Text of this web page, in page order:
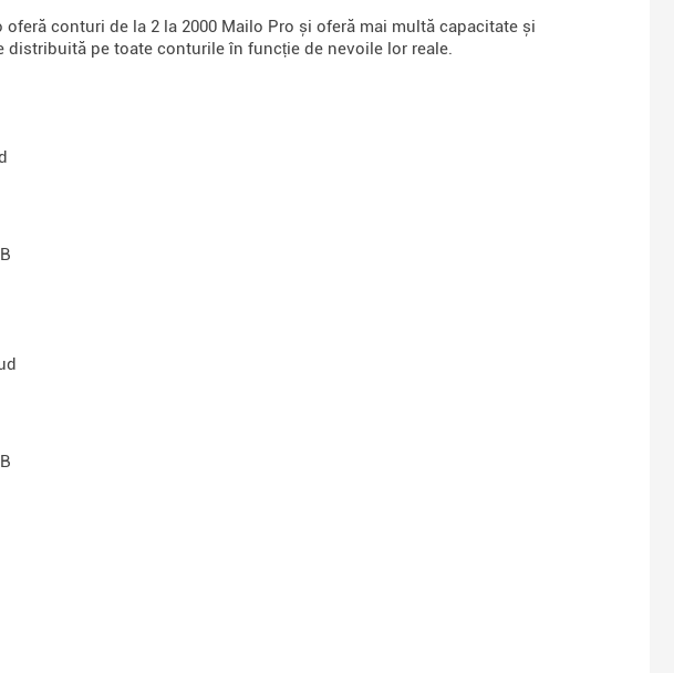
conturi de la 2 la 2000 Mailo Pro și oferă mai multă capacitate și
pe toate conturile în funcție de nevoile lor reale.